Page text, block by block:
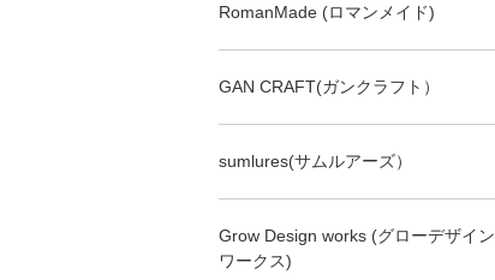
RomanMade (ロマンメイド)
GAN CRAFT(ガンクラフト）
sumlures(サムルアーズ）
Grow Design works (グローデザイン
ワークス)